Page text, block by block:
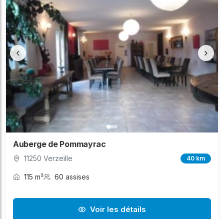
‹ ›
Auberge de Pommayrac
11250 Verzeille 40 km
115 m² 60 assises
Voir les détails